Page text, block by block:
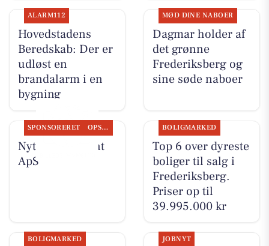
ALARM112
Hovedstadens
Beredskab: Der er
udløst en
brandalarm i en
bygning
MØD DINE NABOER
Dagmar holder af
det grønne
Frederiksberg og
sine søde naboer
SPONSORERET OPSLAGSTAVLEN
Nyt fra Fairpaint
ApS
BOLIGMARKED
Top 6 over dyreste
boliger til salg i
Frederiksberg.
Priser op til
39.995.000 kr
BOLIGMARKED JOBNYT